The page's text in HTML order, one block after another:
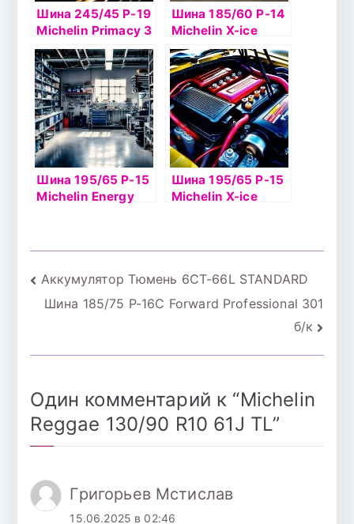
Шина 245/45 Р-19
Michelin Primacy 3
Шина 185/60 Р-14
Michelin X-ice
North 3 б/к шип
Шина 195/65 Р-15
Michelin Energy
Шина 195/65 Р-15
Michelin X-ice
Навигация
по
записям
Аккумулятор Тюмень 6СТ-66L STANDARD
Шина 185/75 Р-16С Forward Professional 301
б/к
Один комментарий к “Michelin
Reggae 130/90 R10 61J TL”
Григорьев Мстислав
15.06.2025 в 02:46